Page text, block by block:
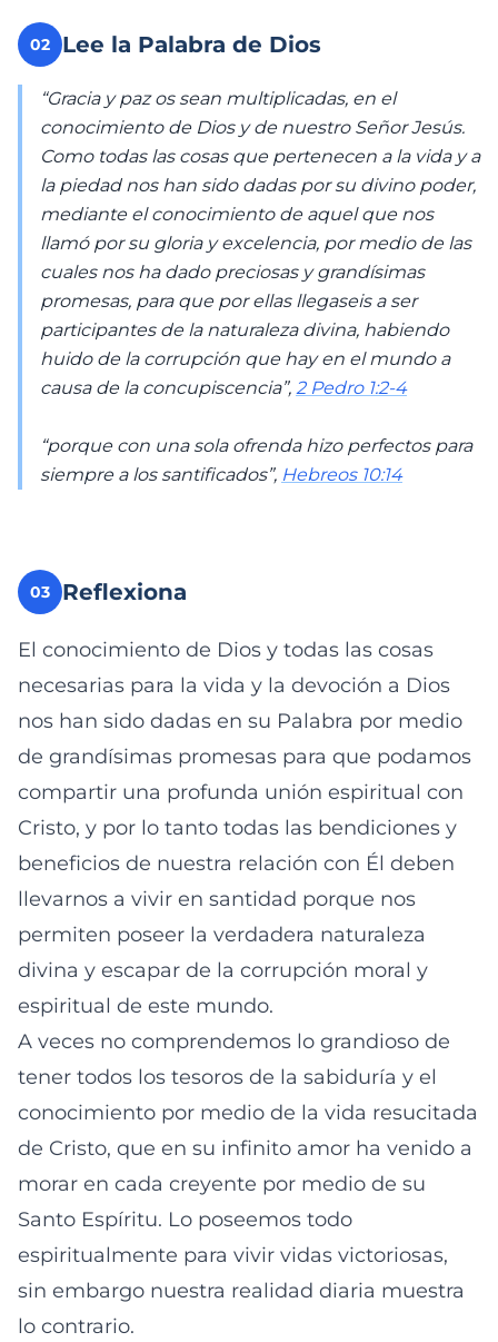
02 Lee la Palabra de Dios
“Gracia y paz os sean multiplicadas, en el
conocimiento de Dios y de nuestro Señor Jesús.
Como todas las cosas que pertenecen a la vida y a
la piedad nos han sido dadas por su divino poder,
mediante el conocimiento de aquel que nos
llamó por su gloria y excelencia, por medio de las
cuales nos ha dado preciosas y grandísimas
promesas, para que por ellas llegaseis a ser
participantes de la naturaleza divina, habiendo
huido de la corrupción que hay en el mundo a
causa de la concupiscencia”, 2 Pedro 1:2-4
“porque con una sola ofrenda hizo perfectos para
siempre a los santificados”, Hebreos 10:14
03 Reflexiona
El conocimiento de Dios y todas las cosas
necesarias para la vida y la devoción a Dios
nos han sido dadas en su Palabra por medio
de grandísimas promesas para que podamos
compartir una profunda unión espiritual con
Cristo, y por lo tanto todas las bendiciones y
beneficios de nuestra relación con Él deben
llevarnos a vivir en santidad porque nos
permiten poseer la verdadera naturaleza
divina y escapar de la corrupción moral y
espiritual de este mundo.
A veces no comprendemos lo grandioso de
tener todos los tesoros de la sabiduría y el
conocimiento por medio de la vida resucitada
de Cristo, que en su infinito amor ha venido a
morar en cada creyente por medio de su
Santo Espíritu. Lo poseemos todo
espiritualmente para vivir vidas victoriosas,
sin embargo nuestra realidad diaria muestra
lo contrario.